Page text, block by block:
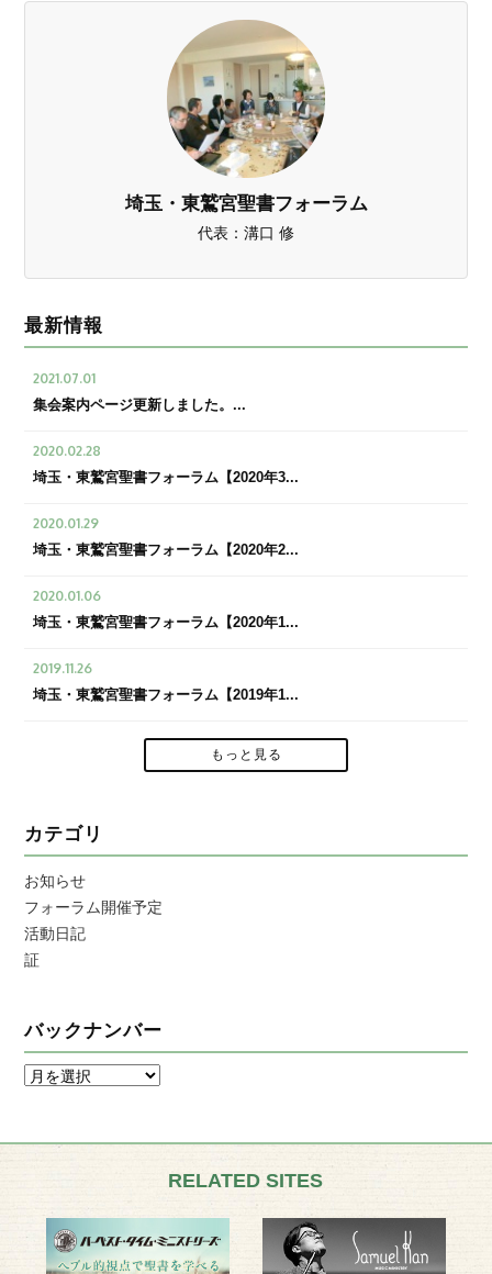
埼玉・東鷲宮聖書フォーラム
代表：溝口 修
最新情報
2021.07.01
集会案内ページ更新しました。...
2020.02.28
埼玉・東鷲宮聖書フォーラム【2020年3...
2020.01.29
埼玉・東鷲宮聖書フォーラム【2020年2...
2020.01.06
埼玉・東鷲宮聖書フォーラム【2020年1...
2019.11.26
埼玉・東鷲宮聖書フォーラム【2019年1...
もっと見る
カテゴリ
お知らせ
フォーラム開催予定
活動日記
証
バックナンバー
RELATED SITES